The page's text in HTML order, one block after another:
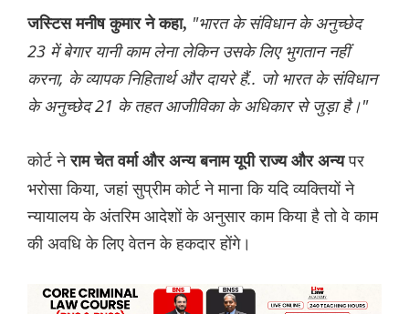
जस्टिस मनीष कुमार ने कहा, "भारत के संविधान के अनुच्छेद
23 में बेगार यानी काम लेना लेकिन उसके लिए भुगतान नहीं
करना, के व्यापक निहितार्थ और दायरे हैं.. जो भारत के संविधान
के अनुच्छेद 21 के तहत आजीविका के अधिकार से जुड़ा है।"
कोर्ट नेराम चेत वर्मा और अन्य बनाम यूपी राज्य और अन्यपर
भरोसा किया, जहां सुप्रीम कोर्ट ने माना कि यदि व्यक्तियों ने
न्यायालय के अंतरिम आदेशों के अनुसार काम किया है तो वे काम
की अवधि के लिए वेतन के हकदार होंगे।